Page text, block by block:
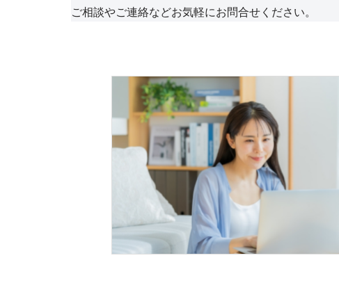
ご相談やご連絡などお気軽にお問合せください。